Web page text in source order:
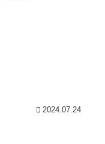
2024.07.24